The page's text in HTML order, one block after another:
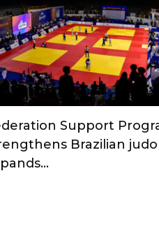
Support
Brazilian